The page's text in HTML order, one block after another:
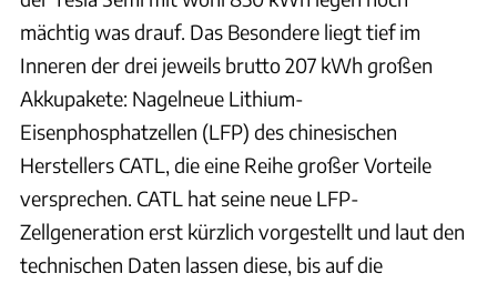
mächtig was drauf. Das Besondere liegt tief im
Inneren der drei jeweils brutto 207 kWh großen
Akkupakete: Nagelneue Lithium-
Eisenphosphatzellen (LFP) des chinesischen
Herstellers CATL, die eine Reihe großer Vorteile
versprechen. CATL hat seine neue LFP-
Zellgeneration erst kürzlich vorgestellt und laut den
technischen Daten lassen diese, bis auf die